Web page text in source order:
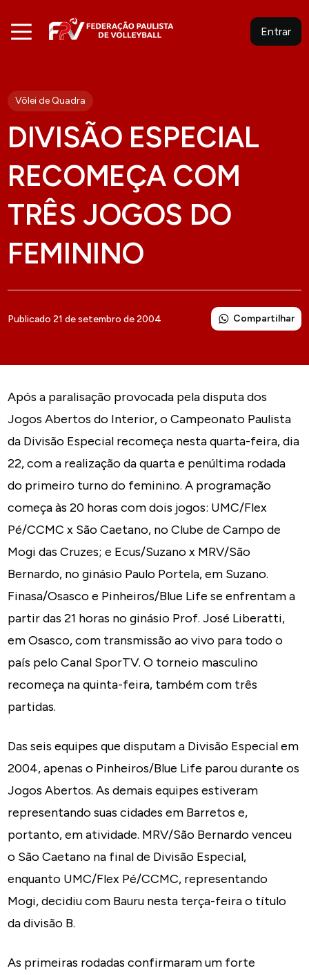
Entrar
Vôlei de Quadra
DIVISÃO ESPECIAL
RECOMEÇA COM
TRÊS JOGOS DO
FEMININO
Publicado 21 de setembro de 2004 Compartilhar
Após a paralisação provocada pela disputa dos
Jogos Abertos do Interior, o Campeonato Paulista
da Divisão Especial recomeça nesta quarta-feira, dia
22, com a realização da quarta e penúltima rodada
do primeiro turno do feminino. A programação
começa às 20 horas com dois jogos: UMC/Flex
Pé/CCMC x São Caetano, no Clube de Campo de
Mogi das Cruzes; e Ecus/Suzano x MRV/São
Bernardo, no ginásio Paulo Portela, em Suzano.
Finasa/Osasco e Pinheiros/Blue Life se enfrentam a
partir das 21 horas no ginásio Prof. José Liberatti,
em Osasco, com transmissão ao vivo para todo o
país pelo Canal SporTV. O torneio masculino
recomeça na quinta-feira, também com três
partidas.
Das seis equipes que disputam a Divisão Especial em
2004, apenas o Pinheiros/Blue Life parou durante os
Jogos Abertos. As demais equipes estiveram
representando suas cidades em Barretos e,
portanto, em atividade. MRV/São Bernardo venceu
o São Caetano na final de Divisão Especial,
enquanto UMC/Flex Pé/CCMC, representando
Mogi, decidiu com Bauru nesta terça-feira o título
da divisão B.
As primeiras rodadas confirmaram um forte